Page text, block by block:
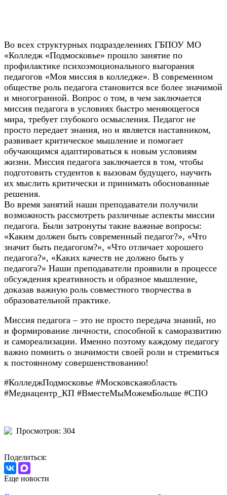
Во всех структурных подразделениях ГБПОУ МО
«Колледж «Подмосковье» прошло занятие по
профилактике психоэмоционального выгорания
педагогов «Моя миссия в колледже». В современном
обществе роль педагога становится все более значимой
и многогранной. Вопрос о том, в чем заключается
миссия педагога в условиях быстро меняющегося
мира, требует глубокого осмысления. Педагог не
просто передает знания, но и является наставником,
развивает критическое мышление и помогает
обучающимся адаптироваться к новым условиям
жизни. Миссия педагога заключается в том, чтобы
подготовить студентов к вызовам будущего, научить
их мыслить критически и принимать обоснованные
решения.
Во время занятий наши преподаватели получили
возможность рассмотреть различные аспекты миссии
педагога. Были затронуты такие важные вопросы:
«Каким должен быть современный педагог?», «Что
значит быть педагогом?», «Что отличает хорошего
педагога?», «Каких качеств не должно быть у
педагога?» Наши преподаватели проявили в процессе
обсуждения креативность и образное мышление,
доказав важную роль совместного творчества в
образовательной практике.
Миссия педагога – это не просто передача знаний, но
и формирование личности, способной к саморазвитию
и самореализации. Именно поэтому каждому педагогу
важно помнить о значимости своей роли и стремиться
к постоянному совершенствованию!
#КолледжПодмосковье #Московскаяобласть
#Медиацентр_КП #ВместеМыМожемБольше #СПО
Просмотров: 304
Поделиться:
Еще новости